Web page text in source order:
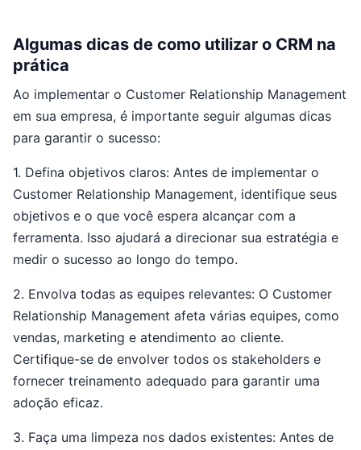
Algumas dicas de como utilizar o CRM na
prática
Ao implementar o Customer Relationship Management
em sua empresa, é importante seguir algumas dicas
para garantir o sucesso:
1. Defina objetivos claros: Antes de implementar o
Customer Relationship Management, identifique seus
objetivos e o que você espera alcançar com a
ferramenta. Isso ajudará a direcionar sua estratégia e
medir o sucesso ao longo do tempo.
2. Envolva todas as equipes relevantes: O Customer
Relationship Management afeta várias equipes, como
vendas, marketing e atendimento ao cliente.
Certifique-se de envolver todos os stakeholders e
fornecer treinamento adequado para garantir uma
adoção eficaz.
3. Faça uma limpeza nos dados existentes: Antes de